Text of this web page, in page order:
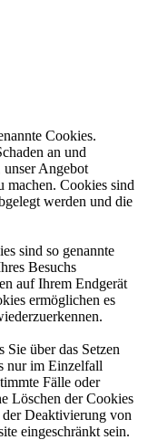
Cookies.
an und
Angebot
machen. Cookies sind
werden und die
sind so genannte
Besuchs
auf Ihrem Endgerät
ermöglichen es
Sie über das Setzen
nur im Einzelfall
Fälle oder
Löschen der Cookies
Deaktivierung von
eingeschränkt sein.